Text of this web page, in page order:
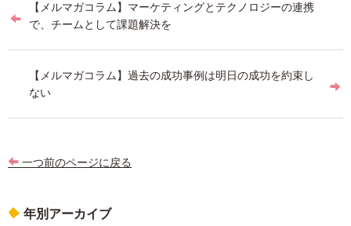
稿
ナ
ー
【メルマガコラム】マーケティングとテクノロジーの連携
で、チームとして課題解決を
【メルマガコラム】過去の成功事例は明日の成功を約束し
ない
一つ前のページに戻る
年別アーカイブ